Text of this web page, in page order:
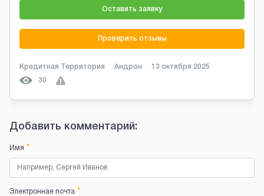
Оставить заявку
Проверить отзывы
Кредитная Территория Андрон 13 октября 2025
30
Добавить комментарий:
Имя *
Электронная почта *